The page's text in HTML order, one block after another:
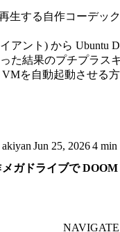
生する自作コーデッ
アント) から Ubuntu
た結果のプチプラス
を自動起動させる
akiyan Jun 25, 20264 min
メガドライブで
NAVIGATE